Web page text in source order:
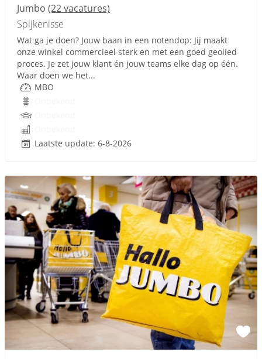
Jumbo (22 vacatures)
Spijkenisse
Wat ga je doen? Jouw baan in een notendop: Jij maakt
onze winkel commercieel sterk en met een goed geolied
proces. Je zet jouw klant én jouw teams elke dag op één.
Waar doen we het...
MBO
Laatste update: 6-8-2026